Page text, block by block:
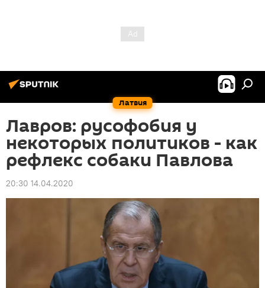
Латвия
Лавров: русофобия у
некоторых политиков - как
рефлекс собаки Павлова
20:30 14.04.2020